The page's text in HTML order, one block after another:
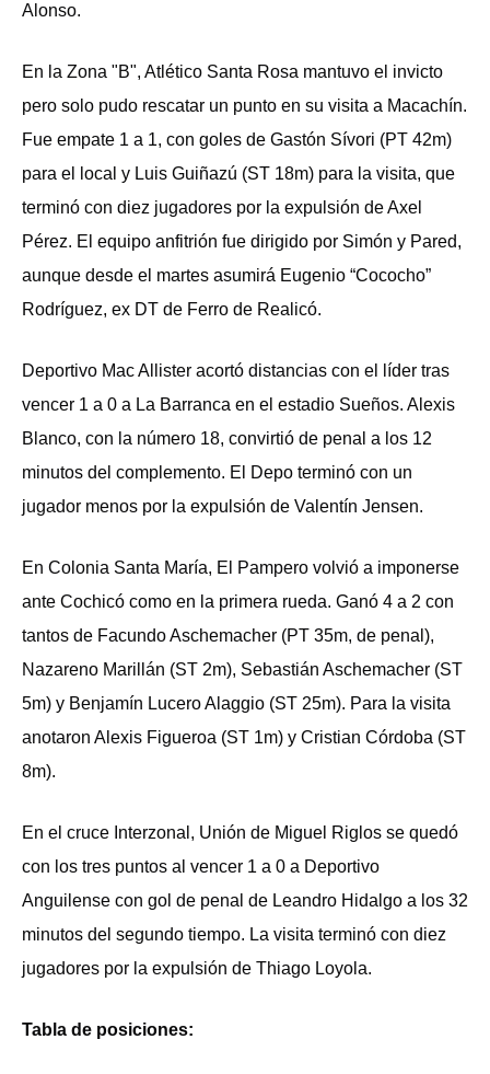
Alonso.
En la Zona "B", Atlético Santa Rosa mantuvo el invicto
pero solo pudo rescatar un punto en su visita a Macachín.
Fue empate 1 a 1, con goles de Gastón Sívori (PT 42m)
para el local y Luis Guiñazú (ST 18m) para la visita, que
terminó con diez jugadores por la expulsión de Axel
Pérez. El equipo anfitrión fue dirigido por Simón y Pared,
aunque desde el martes asumirá Eugenio “Cococho”
Rodríguez, ex DT de Ferro de Realicó.
Deportivo Mac Allister acortó distancias con el líder tras
vencer 1 a 0 a La Barranca en el estadio Sueños. Alexis
Blanco, con la número 18, convirtió de penal a los 12
minutos del complemento. El Depo terminó con un
jugador menos por la expulsión de Valentín Jensen.
En Colonia Santa María, El Pampero volvió a imponerse
ante Cochicó como en la primera rueda. Ganó 4 a 2 con
tantos de Facundo Aschemacher (PT 35m, de penal),
Nazareno Marillán (ST 2m), Sebastián Aschemacher (ST
5m) y Benjamín Lucero Alaggio (ST 25m). Para la visita
anotaron Alexis Figueroa (ST 1m) y Cristian Córdoba (ST
8m).
En el cruce Interzonal, Unión de Miguel Riglos se quedó
con los tres puntos al vencer 1 a 0 a Deportivo
Anguilense con gol de penal de Leandro Hidalgo a los 32
minutos del segundo tiempo. La visita terminó con diez
jugadores por la expulsión de Thiago Loyola.
Tabla de posiciones: